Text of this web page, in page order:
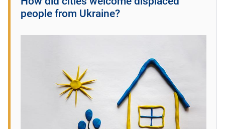
people from Ukraine?